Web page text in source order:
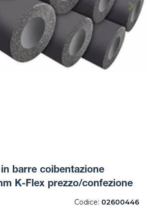
barre coibentazione
K-Flex prezzo/confezione
Codice: 02600446